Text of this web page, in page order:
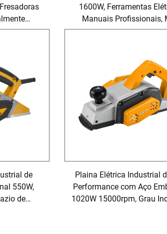
em
1600W, Ferramentas
Manuais Profissionais,
Fresadora para
de
550W,
de
Plaina Elétrica Industrial
Performance com Aço
1020W 15000rpm, Grau